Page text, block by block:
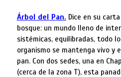
Árbol del Pan. Dice en su
bosque: un mundo lleno de
sistémicas, equilibradas, todo
organismo se mantenga vivo y
pan. Con dos sedes, una en
(cerca de la zona T), esta